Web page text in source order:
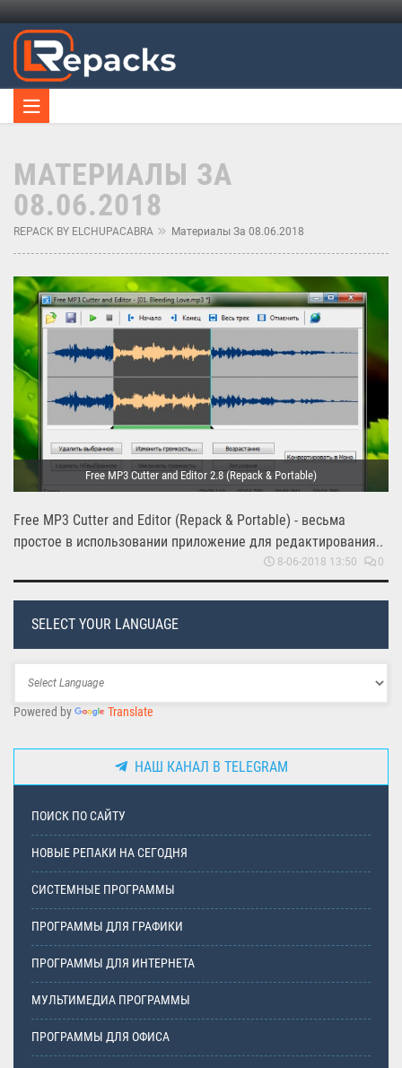
МАТЕРИАЛЫ ЗА
08.06.2018
REPACK BY ELCHUPACABRA Материалы За 08.06.2018
Free MP3 Cutter and Editor 2.8 (Repack & Portable)
Free MP3 Cutter and Editor (Repack & Portable) - весьма
простое в использовании приложение для редактирования..
8-06-2018 13:50 0
SELECT YOUR LANGUAGE
Powered by Translate
НАШ КАНАЛ В TELEGRAM
ПОИСК ПО САЙТУ
НОВЫЕ РЕПАКИ НА СЕГОДНЯ
СИСТЕМНЫЕ ПРОГРАММЫ
ПРОГРАММЫ ДЛЯ ГРАФИКИ
ПРОГРАММЫ ДЛЯ ИНТЕРНЕТА
МУЛЬТИМЕДИА ПРОГРАММЫ
ПРОГРАММЫ ДЛЯ ОФИСА